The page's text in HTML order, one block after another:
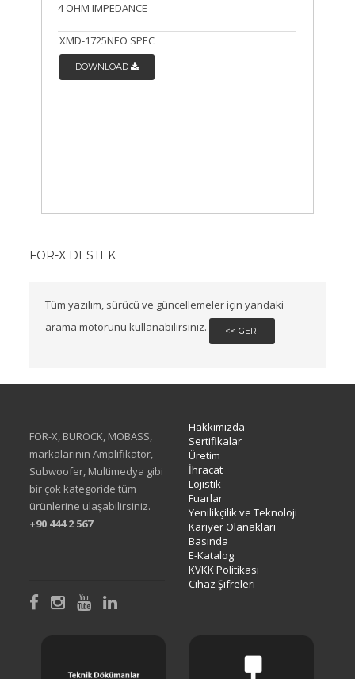
4 OHM IMPEDANCE
XMD-1725NEO SPEC
DOWNLOAD
FOR-X DESTEK
Tüm yazılım, sürücü ve güncellemeler için yandaki
arama motorunu kullanabilirsiniz.
<< GERI
FOR-X, BUROCK, MOBASS,
markalarinin Amplifikatör,
Subwoofer, Multimedya gibi
bir çok kategoride tüm
ürünlerine ulaşabilirsiniz.
+90 444 2 567
Hakkımızda
Sertifikalar
Üretim
İhracat
Lojistik
Fuarlar
Yenilikçilik ve Teknoloji
Kariyer Olanakları
Basında
E-Katalog
KVKK Politikası
Cihaz Şifreleri